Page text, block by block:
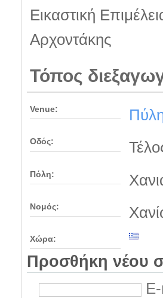
Εικαστική
Αρχοντάκης
Τόπος
Venue:
Οδός:
Πόλη:
Νομός:
Χώρα:
Προσθήκη νέου